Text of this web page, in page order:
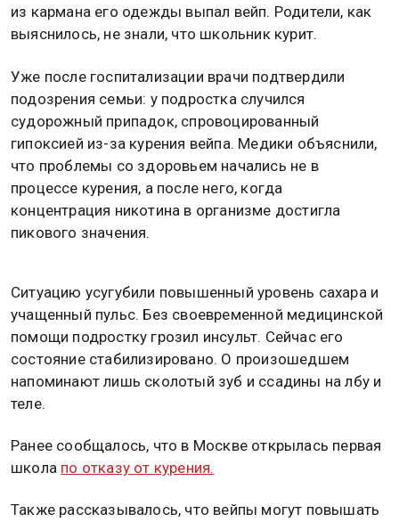
из кармана его одежды выпал вейп. Родители, как
выяснилось, не знали, что школьник курит.
Уже после госпитализации врачи подтвердили
подозрения семьи: у подростка случился
судорожный припадок, спровоцированный
гипоксией из-за курения вейпа. Медики объяснили,
что проблемы со здоровьем начались не в
процессе курения, а после него, когда
концентрация никотина в организме достигла
пикового значения.
Ситуацию усугубили повышенный уровень сахара и
учащенный пульс. Без своевременной медицинской
помощи подростку грозил инсульт. Сейчас его
состояние стабилизировано. О произошедшем
напоминают лишь сколотый зуб и ссадины на лбу и
теле.
Ранее сообщалось, что в Москве открылась первая
школа по отказу от курения.
Также рассказывалось, что вейпы могут повышать